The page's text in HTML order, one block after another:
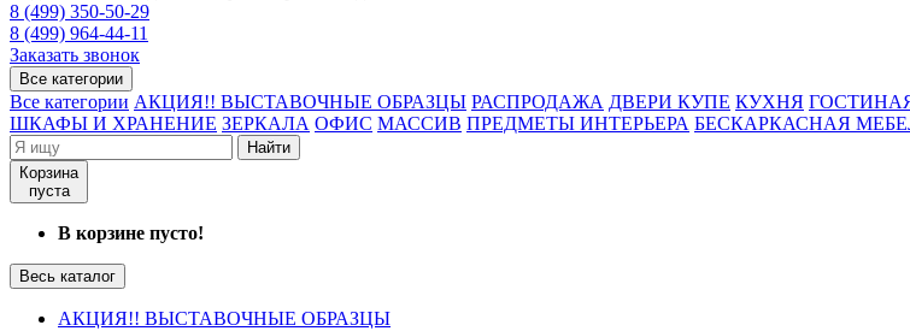
8 (499) 350-50-29
8 (499) 964-44-11
Заказать звонок
Все категории
Все категории АКЦИЯ!! ВЫСТАВОЧНЫЕ ОБРАЗЦЫ РАСПРОДАЖА ДВЕРИ КУПЕ КУХНЯ
ШКАФЫ И ХРАНЕНИЕ ЗЕРКАЛА ОФИС МАССИВ ПРЕДМЕТЫ ИНТЕРЬЕРА БЕСКАРКАСНАЯ
Найти
Корзина
пуста
В корзине пусто!
Весь каталог
АКЦИЯ!! ВЫСТАВОЧНЫЕ ОБРАЗЦЫ